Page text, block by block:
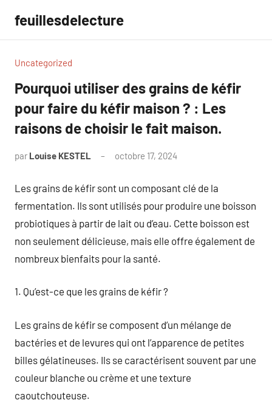
contenu
feuillesdelecture
Uncategorized
Pourquoi utiliser des grains de kéfir
pour faire du kéfir maison ? : Les
raisons de choisir le fait maison.
par Louise KESTEL octobre 17, 2024
Les grains de kéfir sont un composant clé de la
fermentation. Ils sont utilisés pour produire une boisson
probiotiques à partir de lait ou d’eau. Cette boisson est
non seulement délicieuse, mais elle offre également de
nombreux bienfaits pour la santé.
1. Qu’est-ce que les grains de kéfir ?
Les grains de kéfir se composent d’un mélange de
bactéries et de levures qui ont l’apparence de petites
billes gélatineuses. Ils se caractérisent souvent par une
couleur blanche ou crème et une texture
caoutchouteuse.